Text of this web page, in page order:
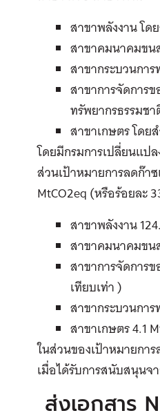
สาขาพลังงาน โด
สาขาคมนาคมขน
สาขากระบวนกา
สาขาการจัดการ
ทรัพยากรธรรมช
สาขาเกษตร โดย
โดยมีกรมการเปลี่ยนแป
ส่วนเป้าหมายการลดก๊า
MtCO2eq (หรือร้อยละ
สาขาพลังงาน
สาขาคมนาคมขน
สาขาการจัดการ
เทียบเท่า )
สาขากระบวนกา
สาขาเกษตร 4.1
ในส่วนของเป้าหมายกา
เมื่อได้รับการสนับสนุนจ
ส่งเอกสาร